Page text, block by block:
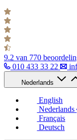
9.2 van 770
010 433 33 22
Nederlands
English
Nederlands
Français
Deutsch